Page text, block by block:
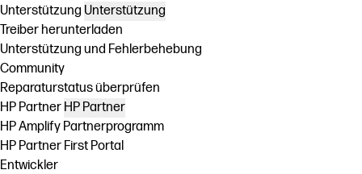
Unterstützung Unterstützung
Treiber herunterladen
Unterstützung und Fehlerbehebung
Community
Reparaturstatus überprüfen
HP Partner HP Partner
HP Amplify Partnerprogramm
HP Partner First Portal
Entwickler